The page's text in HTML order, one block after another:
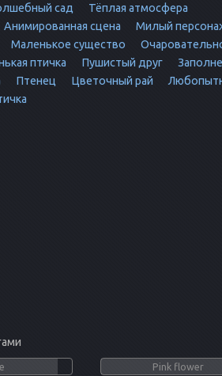
сад
Тёплая атмосфера
Анимированная сцена
Милый
Маленькое существо
птичка Пушистый друг
Птенец Цветочный рай
Pink flower